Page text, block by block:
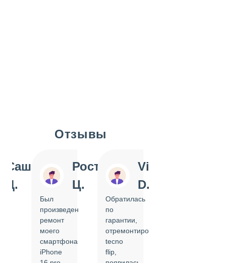
Отзывы
Саша
Д.
Ростислав
Ц.
Был
произведен
ремонт
моего
смартфона
iPhone
Vi
D.
Обратилась
по
гарантии,
отремонтировать
tecno
flip,